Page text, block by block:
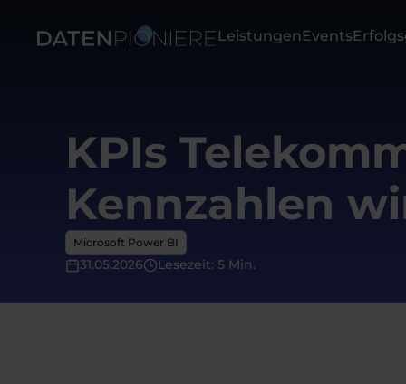
LeistungenEvents
KPIs
Kennzahlen
Microsoft Power BI
31.05.2026 Lesezeit: 5 Min.